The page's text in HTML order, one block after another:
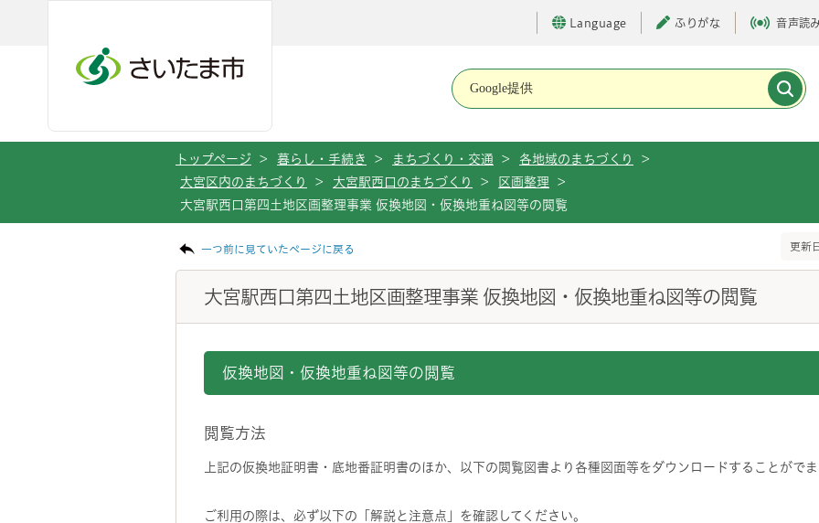
Language ふりがな 音声読
トップページ > 暮らし・手続き > まちづくり・交通 > 各地域のまちづくり
>
大宮区内のまちづくり
> 大宮駅西口のまちづくり > 区画整理
>
大宮駅西口第四土地区画整理事業 仮換地図・仮換地重ね図等の閲覧
一つ前に見ていたページに戻る 更新
大宮駅西口第四土地区画整理事業 仮換地図・仮換地重ね図等の閲覧
仮換地図・仮換地重ね図等の閲覧
閲覧方法
上記の仮換地証明書・底地番証明書のほか、以下の閲覧図書より各種図面等をダウンロードすることがで
ご利用の際は、必ず以下の「解説と注意点」を確認してください。